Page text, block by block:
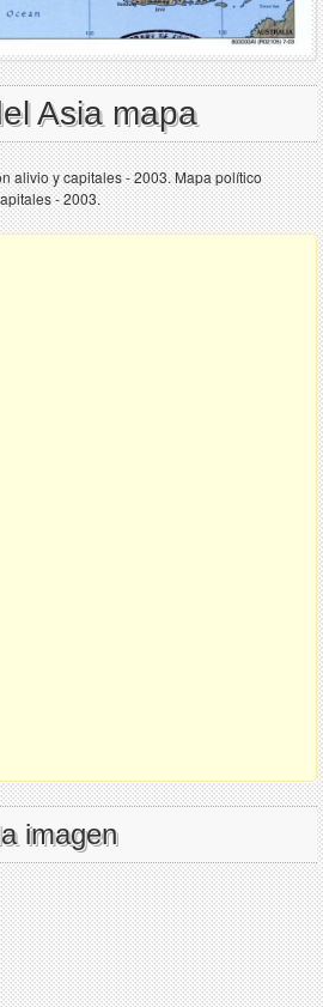
Asia mapa
alivio y capitales - 2003. Mapa político
- 2003.
imagen